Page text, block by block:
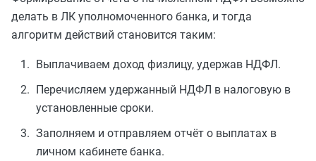
делать в ЛК уполномоченного банка, и тогда
алгоритм действий становится таким:
Выплачиваем доход физлицу, удержав НДФЛ.
Перечисляем удержанный НДФЛ в налоговую в
установленные сроки.
Заполняем и отправляем отчёт о выплатах в
личном кабинете банка.